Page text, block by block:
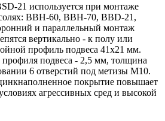
21 используется при монтаже
ВВН-60, ВВН-70, BBD-21,
и параллельный монтаж
вертикально - к полу или
профиль подвеса 41х21 мм.
подвеса - 2,5 мм, толщина
6 отверстий под метизы М10.
покрытие повышает
агрессивных сред и высокой